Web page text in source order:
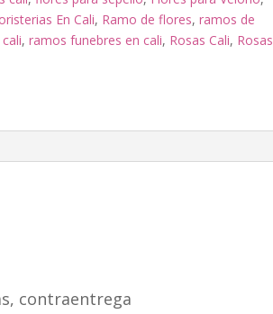
En Cali, Ramo de flores, ramos de
, ramos funebres en cali, Rosas Cali, Rosas
contraentrega